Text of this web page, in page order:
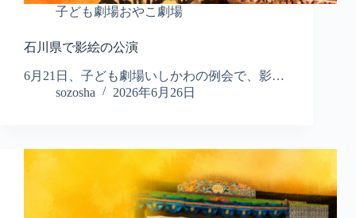
子ども劇場おやこ劇場
石川県で影絵の公演
6月21日、子ども劇場いしかわの例会で、影…
sozosha
2026年6月26日